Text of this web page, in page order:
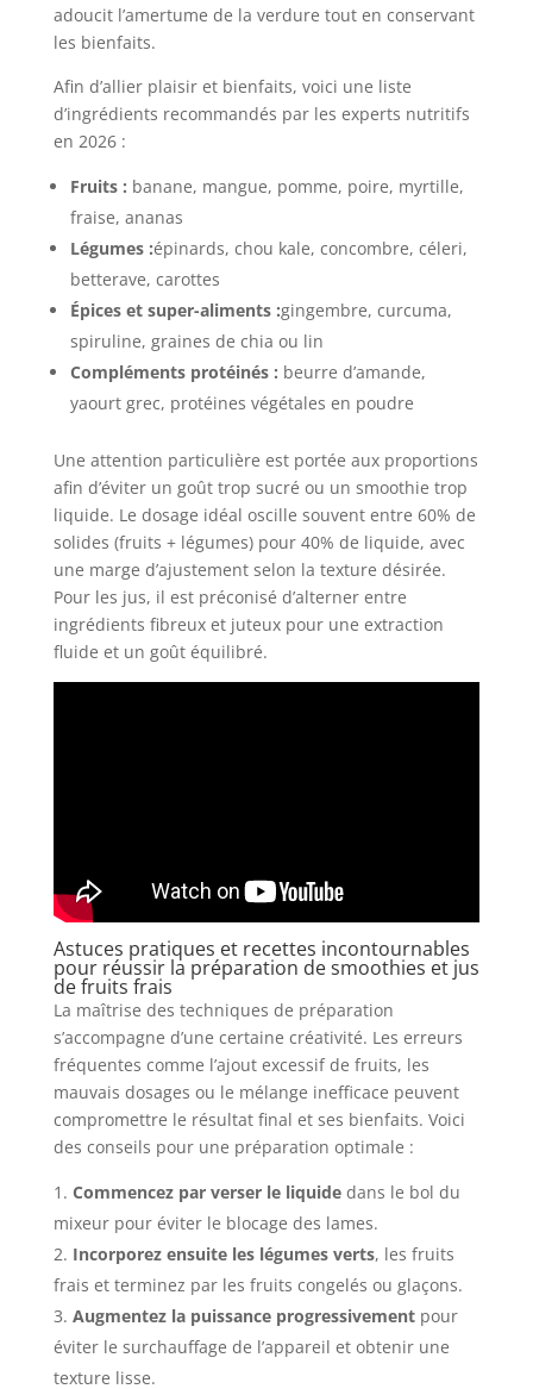
adoucit l’amertume de la verdure tout en conservant
les bienfaits.
Afin d’allier plaisir et bienfaits, voici une liste
d’ingrédients recommandés par les experts nutritifs
en 2026 :
Fruits : banane, mangue, pomme, poire, myrtille,
fraise, ananas
Légumes :épinards, chou kale, concombre, céleri,
betterave, carottes
Épices et super-aliments :gingembre, curcuma,
spiruline, graines de chia ou lin
Compléments protéinés : beurre d’amande,
yaourt grec, protéines végétales en poudre
Une attention particulière est portée aux proportions
afin d’éviter un goût trop sucré ou un smoothie trop
liquide. Le dosage idéal oscille souvent entre 60% de
solides (fruits + légumes) pour 40% de liquide, avec
une marge d’ajustement selon la texture désirée.
Pour les jus, il est préconisé d’alterner entre
ingrédients fibreux et juteux pour une extraction
fluide et un goût équilibré.
Astuces pratiques et recettes incontournables
pour réussir la préparation de smoothies et jus
de fruits frais
La maîtrise des techniques de préparation
s’accompagne d’une certaine créativité. Les erreurs
fréquentes comme l’ajout excessif de fruits, les
mauvais dosages ou le mélange inefficace peuvent
compromettre le résultat final et ses bienfaits. Voici
des conseils pour une préparation optimale :
Commencez par verser le liquidedans le bol du
mixeur pour éviter le blocage des lames.
Incorporez ensuite les légumes verts, les fruits
frais et terminez par les fruits congelés ou glaçons.
Augmentez la puissance progressivementpour
éviter le surchauffage de l’appareil et obtenir une
texture lisse.